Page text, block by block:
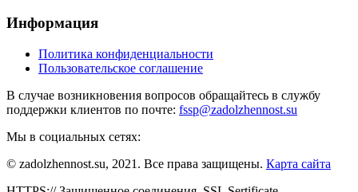
Информация
Политика конфиденциальности
Пользовательское соглашение
В случае возникновения вопросов обращайтесь в службу
поддержки клиентов по почте: fssp@zadolzhennost.su
Мы в социальных сетях:
© zadolzhennost.su, 2021. Все права защищены. Карта сайта